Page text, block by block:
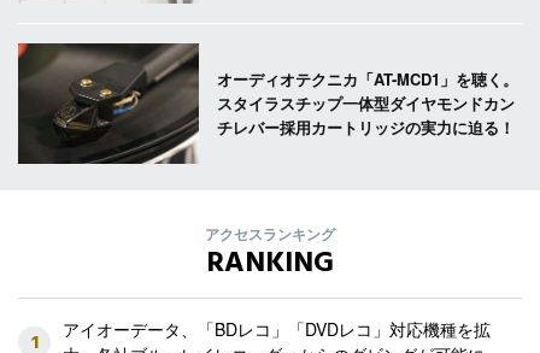
オーディオテクニカ「AT-MCD1」を聴く。
スタイラスチップ一体型ダイヤモンドカン
チレバー採用カートリッジの実力に迫る！
アクセスランキング
RANKING
1
アイオーデータ、「BDレコ」「DVDレコ」対応機種を拡